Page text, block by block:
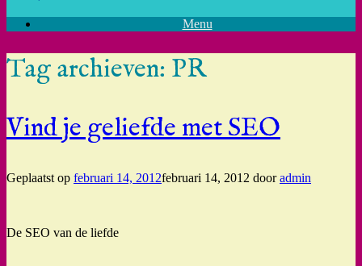
Menu
Tag archieven: PR
Vind je geliefde met SEO
Geplaatst op februari 14, 2012februari 14, 2012 dooradmin
De SEO van de liefde